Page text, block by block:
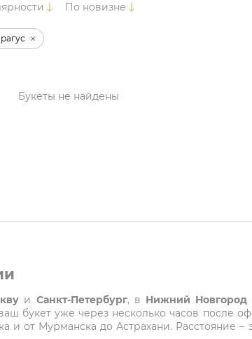
По новизне
Букеты не найдены
и Санкт-Петербург, в Нижний Новгород
букет уже через несколько часов после
от Мурманска до Астрахани. Расстояние